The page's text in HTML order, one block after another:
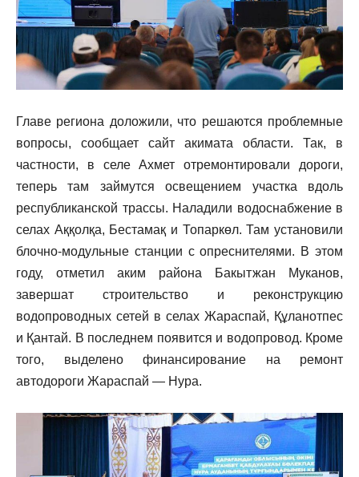
Главе региона доложили, что решаются проблемные
вопросы, сообщает сайт акимата области. Так, в
частности, в селе Ахмет отремонтировали дороги,
теперь там займутся освещением участка вдоль
республиканской трассы. Наладили водоснабжение в
селах Аққолқа, Бестамақ и Топаркөл. Там установили
блочно-модульные станции с опреснителями. В этом
году, отметил аким района Бакытжан Муканов,
завершат строительство и реконструкцию
водопроводных сетей в селах Жараспай, Құланотпес
и Қантай. В последнем появится и водопровод. Кроме
того, выделено финансирование на ремонт
автодороги Жараспай — Нура.